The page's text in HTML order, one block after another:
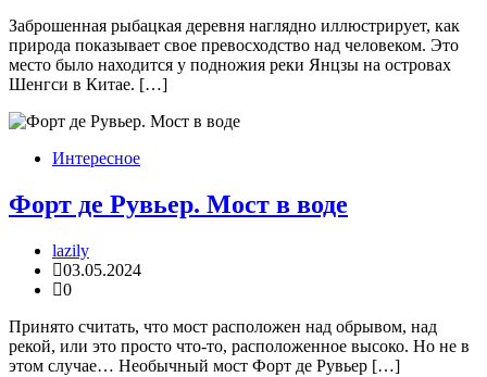
Заброшенная рыбацкая деревня наглядно иллюстрирует, как
природа показывает свое превосходство над человеком. Это
место было находится у подножия реки Янцзы на островах
Шенгси в Китае. […]
Интересное
Форт де Рувьер. Мост в воде
lazily
03.05.2024
0
Принято считать, что мост расположен над обрывом, над
рекой, или это просто что-то, расположенное высоко. Но не в
этом случае… Необычный мост Форт де Рувьер […]